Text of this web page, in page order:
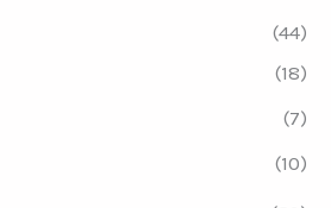
(44)
(18)
(7)
(10)